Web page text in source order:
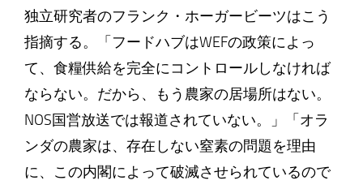
独立研究者のフランク・ホーガービーツはこう
指摘する。「フードハブはWEFの政策によっ
て、食糧供給を完全にコントロールしなければ
ならない。だから、もう農家の居場所はない。
NOS国営放送では報道されていない。」「オラ
ンダの農家は、存在しない窒素の問題を理由
に、この内閣によって破滅させられているので